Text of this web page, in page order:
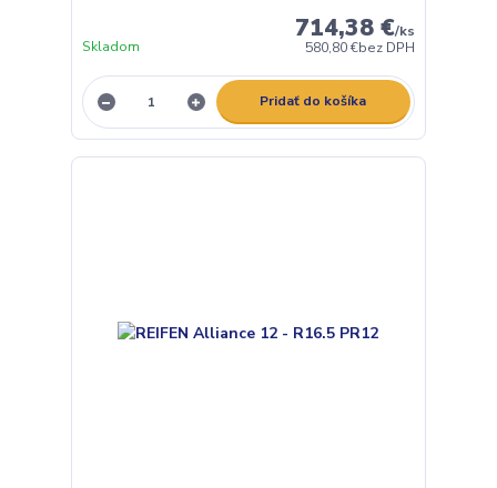
714,38 €/ks
580,80 €bez DPH
Skladom
Pridať do košíka